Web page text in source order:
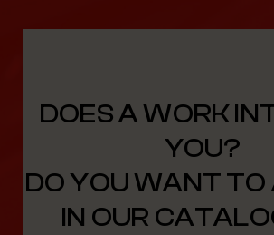
DOES A WORK
YOU?
DO YOU WANT TO
IN OUR